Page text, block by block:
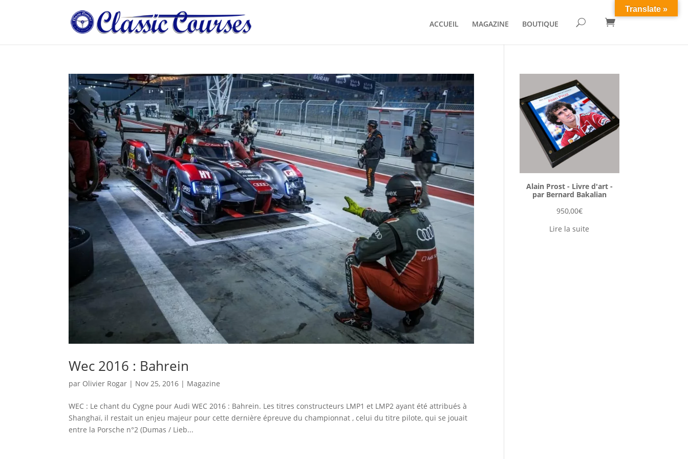
ACCUEIL MAGAZINE BOUTIQUE U 
Wec 2016 : Bahrein
par Olivier Rogar | Nov 25, 2016 | Magazine
WEC : Le chant du Cygne pour Audi WEC 2016 : Bahrein. Les titres constructeurs LMP1 et LMP2 ayant été attribués à
Shanghaï, il restait un enjeu majeur pour cette dernière épreuve du championnat , celui du titre pilote, qui se jouait
entre la Porsche n°2 (Dumas / Lieb...
Alain Prost - Livre d'art -
par Bernard Bakalian
950,00€
Lire la suite
Translate »